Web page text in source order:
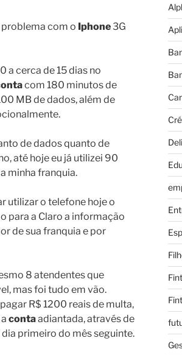
com o Iphone3G
a cerca de 15 dias no
com 180 minutos de
MB de dados, além de
de dados quanto de
até hoje eu já utilizei 90
minha franquia.
utilizar o telefone hoje o
para a Claro a informação
de sua franquia e por
8 atendentes que
mas foi tudo em vão.
R$ 1200 reais de multa,
contaadiantada, através de
primeiro do mês seguinte.